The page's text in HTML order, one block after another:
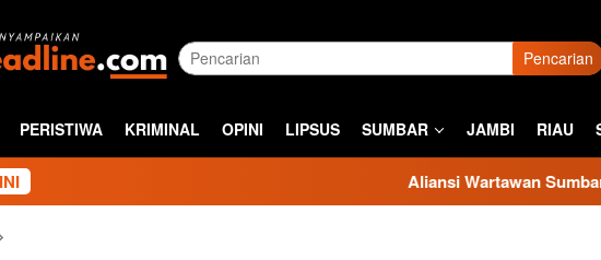
Pencarian
PERISTIWA KRIMINAL OPINI LIPSUS SUMBAR JAMBI RIAU
Aliansi Wartawan Sumbar Kecam Sikap